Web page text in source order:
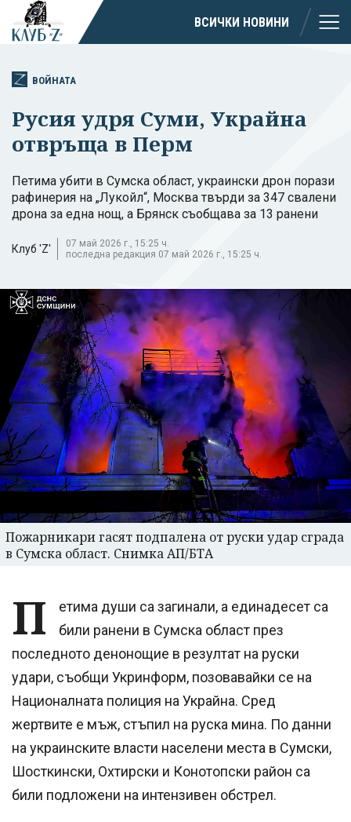
ВСИЧКИ НОВИНИ
ВОЙНАТА
Русия удря Суми, Украйна
отвръща в Перм
Петима убити в Сумска област, украински дрон порази
рафинерия на „Лукойл“, Москва твърди за 347 свалени
дрона за една нощ, а Брянск съобщава за 13 ранени
Клуб 'Z'
07 май 2026 г., 15:25 ч.
последна редакция 07 май 2026 г., 15:25 ч.
Пожарникари гасят подпалена от руски удар сграда
в Сумска област. Снимка АП/БТА
П
етима души са загинали, а единадесет са
били ранени в Сумска област през
последното денонощие в резултат на руски
удари, съобщи Укринформ, позовавайки се на
Националната полиция на Украйна. Сред
жертвите е мъж, стъпил на руска мина. По данни
на украинските власти населени места в Сумски,
Шосткински, Охтирски и Конотопски район са
били подложени на интензивен обстрел.